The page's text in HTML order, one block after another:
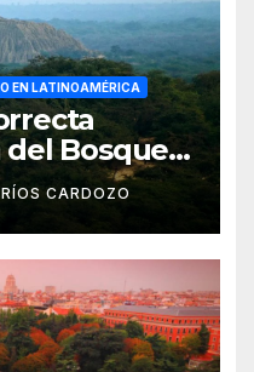
EN LATINOAMÉRICA
Bosque
CARDOZO